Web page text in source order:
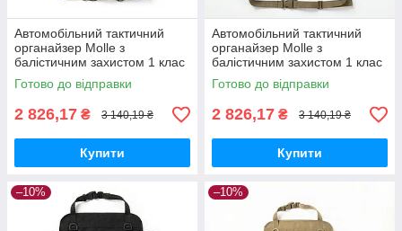
Автомобільний тактичний
органайзер Molle з
балістичним захистом 1 клас
SPECPROM. Олива
Готово до відправки
2 826,17 ₴ 3 140,19 ₴
Купити
Автомобільний тактичний
органайзер Molle з
балістичним захистом 1 клас
SPECPROM. Піксель
Готово до відправки
2 826,17 ₴ 3 140,19 ₴
Купити
–10% –10%